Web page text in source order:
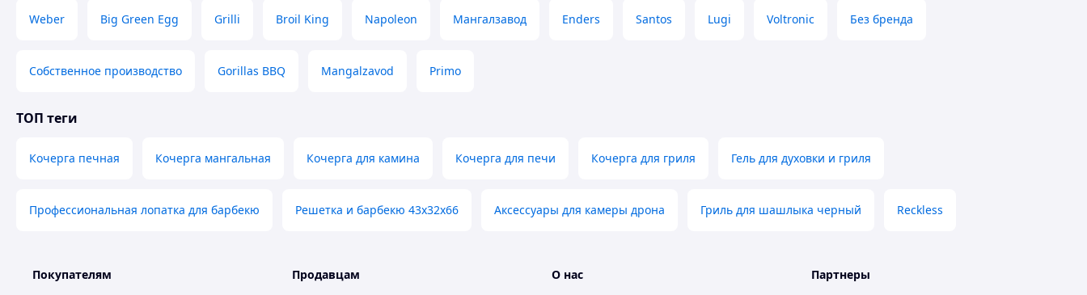
Weber Big Green Egg Grilli Broil King Napoleon Мангалзавод Enders Santos Lugi Voltronic Без бренда
Собственное производство Gorillas BBQ Mangalzavod Primo
ТОП теги
Кочерга печная Кочерга мангальная Кочерга для камина Кочерга для печи Кочерга для гриля Гель для духовки и гриля
Профессиональная лопатка для барбекю Решетка и барбекю 43x32x66 Аксессуары для камеры дрона Гриль для шашлыка черный Reckless
Покупателям Продавцам О нас Партнеры